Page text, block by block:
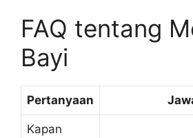
FAQ tentang
Bayi
Pertanyaan
Kapan